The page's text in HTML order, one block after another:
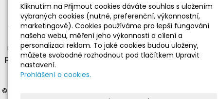
Národní sportovní agentura • Karlovarský kraj • Statutární
město Karlovy Vary
Činnost TopGym Karlovy Vary pro rok 2026 byla podpořena
dotací Národní sportovní agentury ve výši 169 100 Kč
na zabezpečení sportovní, tělovýchovné a organizační funkce
příjemce dotace realizující sportovní aktivity dětí a mládeže ve
věku od 4 do 19 let v souladu s platnými a registrovanými
© 2012-2025 Moderní gymnastika Karlovy Vary
Kliknutím na Přijmout cookies dáváte souhlas s uložením
vybraných cookies (nutné, preferenční, výkonnostní,
marketingové). Cookies používáme pro lepší fungování
našeho webu, měření jeho výkonnosti a cílení a
personalizaci reklam. To jaké cookies budou uloženy,
můžete svobodně rozhodnout pod tlačítkem Upravit
nastavení.
Prohlášení o cookies.